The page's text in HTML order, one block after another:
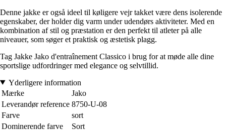
Denne jakke er også ideel til køligere vejr takket være dens isolerende
egenskaber, der holder dig varm under udendørs aktiviteter. Med en
kombination af stil og præstation er den perfekt til atleter på alle
niveauer, som søger et praktisk og æstetisk plagg.
Tag Jakke Jako d'entraînement Classico i brug for at møde alle dine
sportslige udfordringer med elegance og selvtillid.
Yderligere information
Mærke
Jako
Leverandør reference 8750-U-08
Farve
sort
Dominerende farve
Sort